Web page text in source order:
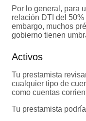
Por lo general, para
relación DTI del
embargo, muchos
gobierno tienen
Activos
Tu prestamista
cualquier tipo de
como cuentas
Tu prestamista